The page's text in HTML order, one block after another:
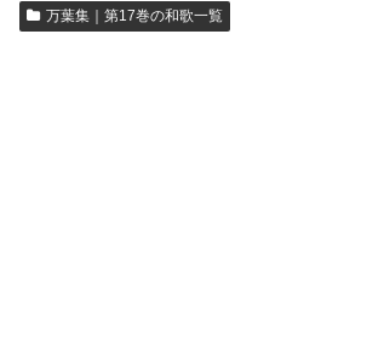
万葉集｜第17巻の和歌一覧